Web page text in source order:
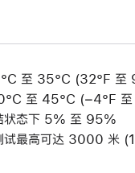
至 35°C (32°F 至
至 45°C (−4°F 至
状态下 5% 至 95%
试最高可达 3000 米